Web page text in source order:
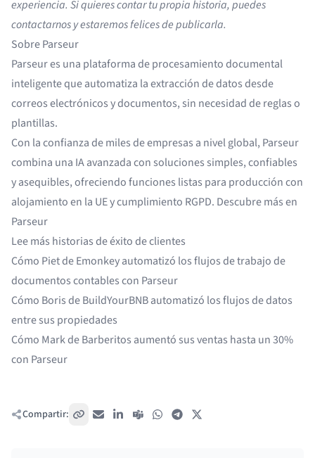
experiencia. Si quieres contar tu propia historia, puedes
contactarnosy estaremos felices de publicarla.
Sobre Parseur
Parseur es una plataforma de procesamiento documental
inteligente que automatiza la extracción de datos desde
correos electrónicos y documentos, sin necesidad de reglas o
plantillas.
Con la confianza de miles de empresas a nivel global, Parseur
combina una IA avanzada con soluciones simples, confiables
y asequibles, ofreciendo funciones listas para producción con
alojamiento en la UE y cumplimiento RGPD. Descubre más en
Parseur
Lee más historias de éxito de clientes
Cómo Piet de Emonkeyautomatizó los flujos de trabajo de
documentos contables con Parseur
Cómo Boris de BuildYourBNBautomatizó los flujos de datos
entre sus propiedades
Cómo Mark de Barberitos aumentó sus ventas hasta un 30%
con Parseur
Compartir: Copiar enlace
Correo electrónico
LinkedIn
Teams WhatsAppTelegram